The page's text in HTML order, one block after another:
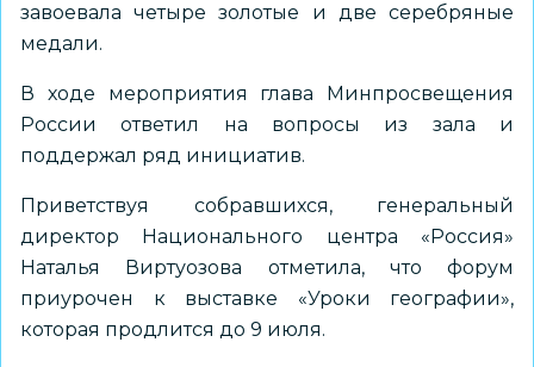
завоевала четыре золотые и две серебряные
медали.
В ходе мероприятия глава Минпросвещения
России ответил на вопросы из зала и
поддержал ряд инициатив.
Приветствуя собравшихся, генеральный
директор Национального центра «Россия»
Наталья Виртуозова отметила, что форум
приурочен к выставке «Уроки географии»,
которая продлится до 9 июля.